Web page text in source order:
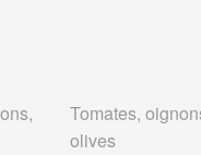
Tomates,
olives